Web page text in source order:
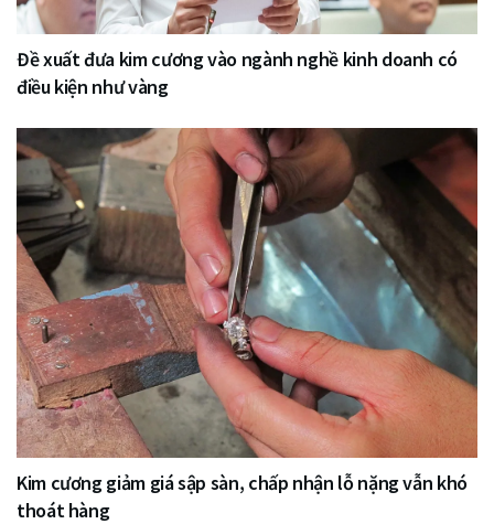
Đề xuất đưa kim cương vào ngành nghề kinh doanh có
điều kiện như vàng
Kim cương giảm giá sập sàn, chấp nhận lỗ nặng vẫn khó
thoát hàng